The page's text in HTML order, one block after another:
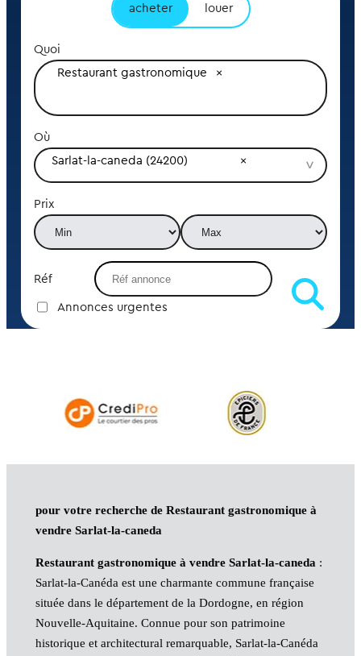
acheter louer
Quoi
Restaurant gastronomique
Où
Sarlat-la-caneda (24200)
Prix
Réf
Annonces urgentes
pour votre recherche de Restaurant gastronomique à
vendre Sarlat-la-caneda
Restaurant gastronomique à vendre Sarlat-la-caneda:
Sarlat-la-Canéda est une charmante commune française
située dans le département de la Dordogne, en région
Nouvelle-Aquitaine. Connue pour son patrimoine
historique et architectural remarquable, Sarlat-la-Canéda